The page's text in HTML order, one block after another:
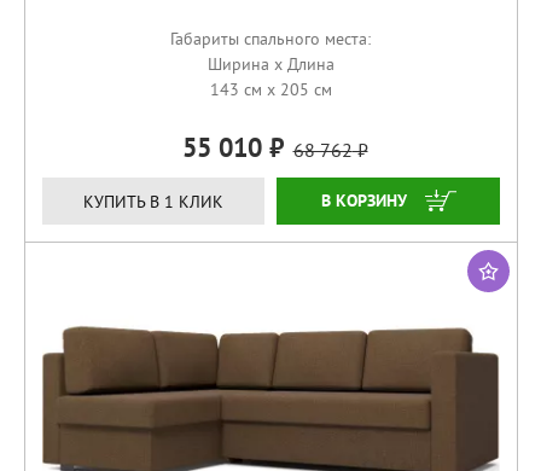
Габариты спального места:
Ширина x Длина
143 см x 205 см
55 010 68 762
КУПИТЬ В 1 КЛИК ЗАКАЗАТЬ